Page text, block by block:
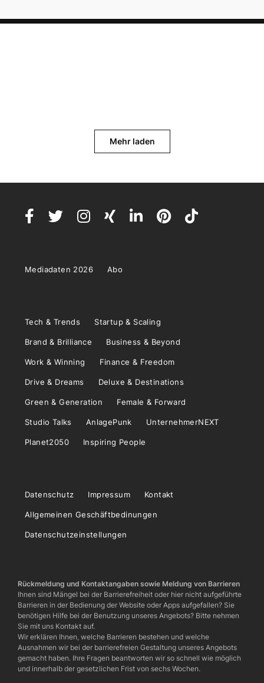
Mehr laden
Mediadaten 2026 Abo
Tech & Trends Startup & Scaling
Brand & Brilliance Business & Beyond
Work & Winning Finance & Freedom
Drive & Dreams Deluxe & Destinations
Green & Generation Female & Forward
Studio Talks AnlagePunk UnternehmerNEXT
Planet2050 Inspiring People
Datenschutz Impressum Kontakt
Allgemeinen Geschäftbedinungen
Datenschutzeinstellungen
Rückmeldung und Kontaktangaben sowie Meldung von Barrieren
Ihnen sind Mängel bei der Barrierefreiheit oder hier nicht aufgeführte
Barrieren in der Bedienung der Website oder Apps aufgefallen? Sie
benötigen Hilfe bei der Benutzung unseres Angebots? Bitte nehmen
Sie mit uns Kontakt auf.
Wir erklären Ihnen, welche Barrieren bestehen und welche
Ausnahmen wir bei der barrierefreien Gestaltung unseres Angebots
gemacht haben. Ihre Fragen beantworten wir so schnell wie möglich
und innerhalb der gesetzlichen Frist von sechs Wochen.